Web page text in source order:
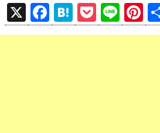
X
F
a
H
at
P
o
Li
n
Pi
nt